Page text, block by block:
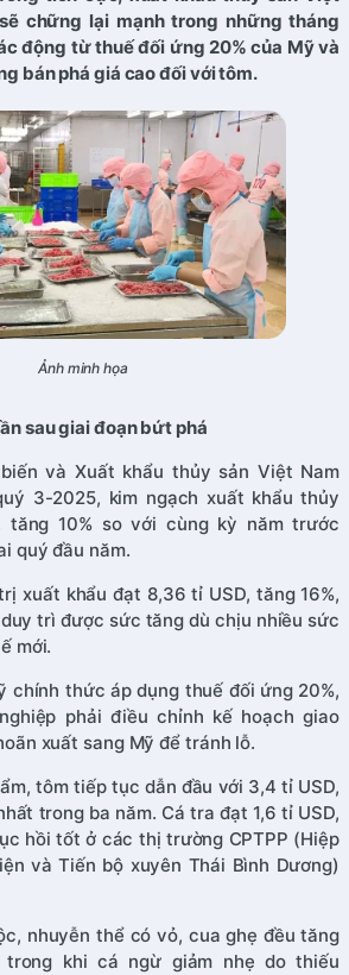
chững lại mạnh trong những tháng
động từ thuế đối ứng 20% của Mỹ và
bán phá giá cao đối với tôm.
Ảnh minh họa
sau giai đoạn bứt phá
và Xuất khẩu thủy sản Việt Nam
3-2025, kim ngạch xuất khẩu thủy
tăng 10% so với cùng kỳ năm trước
quý đầu năm.
xuất khẩu đạt 8,36 tỉ USD, tăng 16%,
trì được sức tăng dù chịu nhiều sức
mới.
chính thức áp dụng thuế đối ứng 20%,
phải điều chỉnh kế hoạch giao
xuất sang Mỹ để tránh lỗ.
tôm tiếp tục dẫn đầu với 3,4 tỉ USD,
trong ba năm. Cá tra đạt 1,6 tỉ USD,
hồi tốt ở các thị trường CPTPP (Hiệp
và Tiến bộ xuyên Thái Bình Dương)
nhuyễn thể có vỏ, cua ghẹ đều tăng
khi cá ngừ giảm nhẹ do thiếu